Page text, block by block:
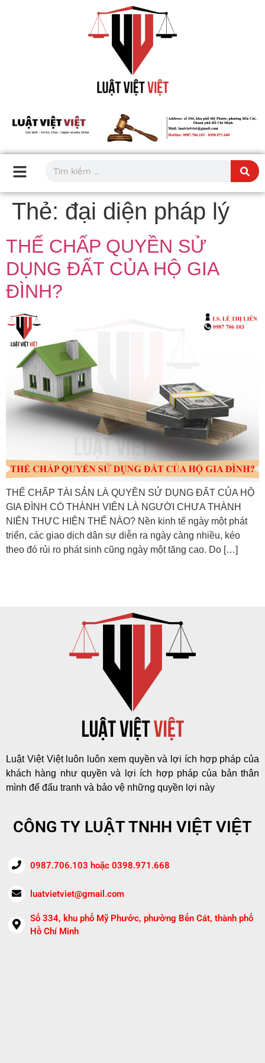
Thẻ: đại diện pháp lý
THẾ CHẤP QUYỀN SỬ
DỤNG ĐẤT CỦA HỘ GIA
ĐÌNH?
THẾ CHẤP TÀI SẢN LÀ QUYỀN SỬ DỤNG ĐẤT CỦA HỘ
GIA ĐÌNH CÓ THÀNH VIÊN LÀ NGƯỜI CHƯA THÀNH
NIÊN THỰC HIỆN THẾ NÀO? Nền kinh tế ngày một phát
triển, các giao dịch dân sự diễn ra ngày càng nhiều, kéo
theo đó rủi ro phát sinh cũng ngày một tăng cao. Do […]
Luật Việt Việt luôn luôn xem quyền và lợi ích hợp pháp của
khách hàng như quyền và lợi ích hợp pháp của bản thân
mình để đấu tranh và bảo vệ những quyền lợi này
CÔNG TY LUẬT TNHH VIỆT VIỆT
0987.706.103 hoặc 0398.971.668
luatvietviet@gmail.com
Số 334, khu phố Mỹ Phước, phường Bến Cát, thành phố
Hồ Chí Minh